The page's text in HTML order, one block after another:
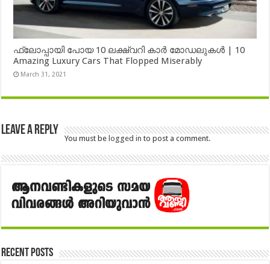
ഫ്ലോപ്പായി പോയ 10 ലക്ഷ്വറി കാർ മോഡലുകൾ | 10
Amazing Luxury Cars That Flopped Miserably
March 31, 2021
Leave a Reply
You must belogged in to post a comment.
Recent Posts